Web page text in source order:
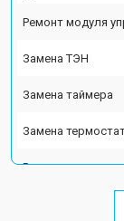
Ремонт модуля
Замена ТЭН
Замена таймера
Замена
Ремонт